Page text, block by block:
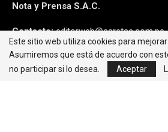
Nota y Prensa S.A.C.
Contacto:editorweb@caretas.com.pe
Síguenos:
Este sitio web utiliza cookies para mejorar
Asumiremos que está de acuerdo con
no participar si lo desea.
Aceptar